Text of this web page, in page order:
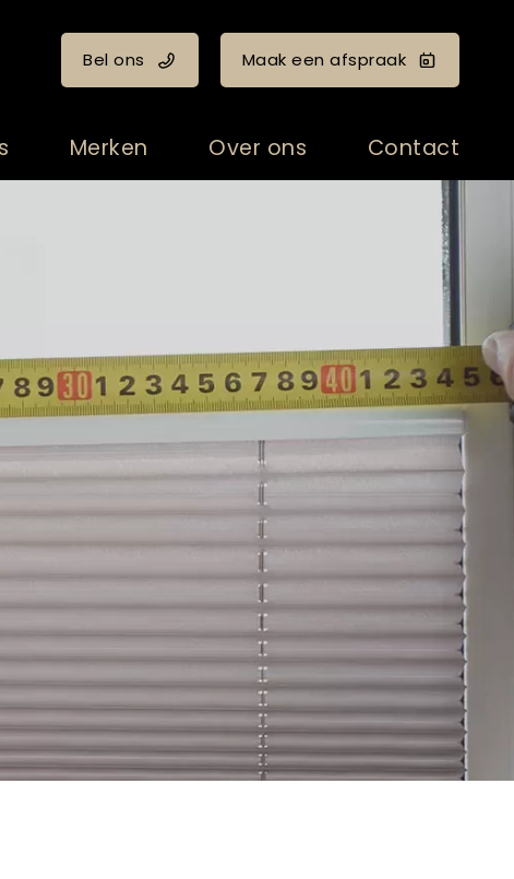
Bel ons Maak een afspraak
Merken Over ons Contact